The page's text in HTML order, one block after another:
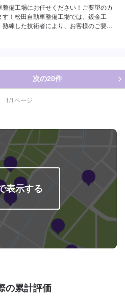
備工場にお任せください！ご要望のカ
！松田自動車整備工場では、鈑金工
練した技術者により、お客様のご要望
す。乾燥もブース内で行う為、移動時に
ません。【塗料へのこだわり】松田自
がりを実現するために、ベンツ等の高級
使用しております。デュポン社はグロ
販売可能！持ち込み希望の方▶️オファ
ださい。ご購入希望の方▶️オファーに
次の20件
1/1ページ
表示する
の累計評価